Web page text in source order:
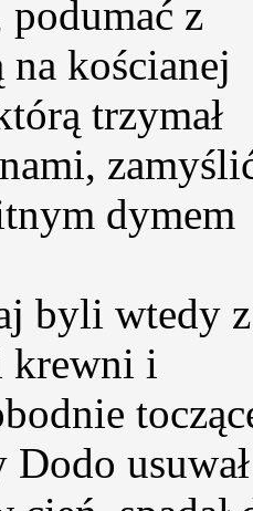
z
na kościanej
trzymał
dymem
byli wtedy z
krewni i
usuwał